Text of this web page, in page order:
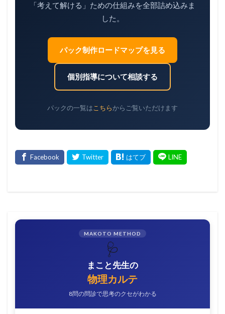
「考えて解ける」ための仕組みを全部詰め込みま
した。
パック制作ロードマップを見る
個別指導について相談する
パックの一覧は こちらからご覧いただけます
MAKOTO METHOD
🩺
まこと先生の
物理カルテ
8問の問診で思考のクセがわかる